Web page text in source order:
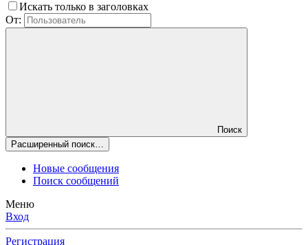
Искать только в заголовках
От:
Поиск
Расширенный поиск…
Новые сообщения
Поиск сообщений
Меню
Вход
Регистрация